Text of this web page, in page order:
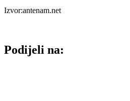
Izvor:antenam.net
Podijeli na: